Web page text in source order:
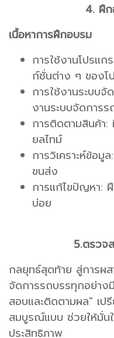
4. ฝึ
เนื้อหาการฝึกอบรม
การใช้งานโปรแ
ก์ชั่นต่าง ๆ ของโ
การใช้งานระบบ
งานระบบจัดการ
การติดตามสินค้า:
ยลไทม์
การวิเคราะห์ข้อมู
ขนส่ง
การแก้ไขปัญหา:
บ่อย
5.ตรวจ
กลยุทธ์สุดท้าย สู่การผ
จัดการรถบรรทุกอย่าง
สอบและติดตามผล" เป
สมบูรณ์แบบ ช่วยให้มั่น
ประสิทธิภาพ